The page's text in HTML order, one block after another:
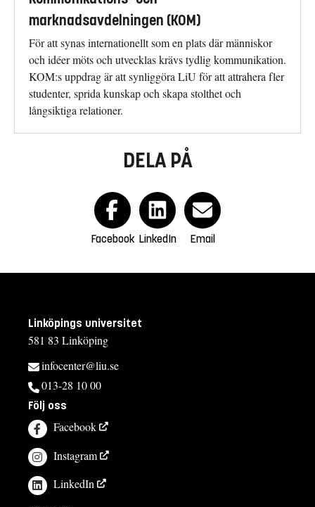
marknadsavdelningen (KOM)
För att synas internationellt som en plats där människor
och idéer möts och utvecklas krävs tydlig kommunikation.
KOM:s uppdrag är att synliggöra LiU för att attrahera fler
studenter, sprida kunskap och skapa stolthet och
långsiktiga relationer.
DELA PÅ
Facebook LinkedIn Email
Linköpings universitet
581 83 Linköping
infocenter@liu.se
013-28 10 00
Följ oss
Facebook
Instagram
LinkedIn